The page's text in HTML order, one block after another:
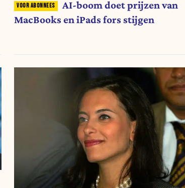
AI-boom doet prijzen van
MacBooks en iPads fors stijgen